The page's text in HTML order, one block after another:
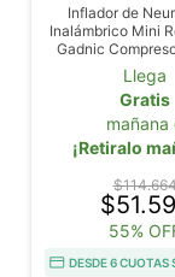
Inflador de
Inalámbrico Mini
Gadnic
Llega
Gratis
mañana
¡Retiralo
55%
DESDE 6 CUOTAS